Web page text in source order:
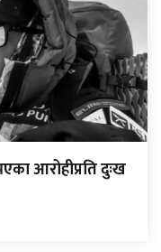
आरोहीप्रति दुःख